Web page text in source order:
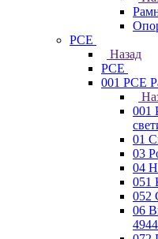
PCE
Назад
PCE
001 PCE
001
01
03
04
051
052
06